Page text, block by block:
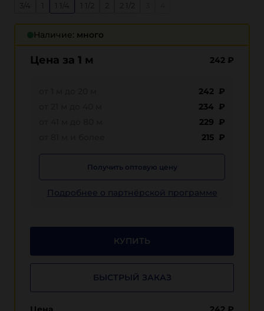
Наличие: много
Цена за 1 м 242 ₽
242 ₽
234 ₽
229 ₽
215 ₽
Получить оптовую цену
Подробнее о партнёрской программе
КУПИТЬ
БЫСТРЫЙ ЗАКАЗ
3/4